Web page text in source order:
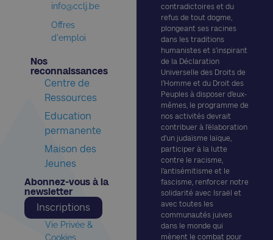
contradictoires et du
refus de tout dogme,
plongeant ses racines
dans les traditions
humanistes et s’inspirant
de la Déclaration
Universelle des Droits de
l’Homme et du Droit des
Peuples à disposer d’eux-
mêmes, le programme de
nos activités devrait
contribuer à l’élaboration
d’un judaïsme laïque,
participer à la lutte
contre le racisme,
l’antisémitisme et le
fascisme, renforcer notre
solidarité avec Israël et
avec toutes les
communautés juives
dans le monde qui
mènent le combat pour
info@cclj.be
Offres
d'emploi
Nos
reconnaissances​
Centre de
Ressources
Education
permanente
Maison des
Jeunes
Abonnez-vous à la
newsletter​
Inscriptions
Vie Privée &
Cookies